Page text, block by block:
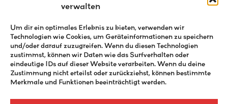
verwalten
Um dir ein optimales Erlebnis zu bieten, verwenden wir
Technologien wie Cookies, um Geräteinformationen zu speichern
und/oder darauf zuzugreifen. Wenn du diesen Technologien
zustimmst, können wir Daten wie das Surfverhalten oder
eindeutige IDs auf dieser Website verarbeiten. Wenn du deine
Zustimmung nicht erteilst oder zurückziehst, können bestimmte
Merkmale und Funktionen beeinträchtigt werden.
Buben-Jungschar
Für Wen? Jungs 1.- 8. Klassenstufe Wann und
Wo? Mittwochs, 17.30 UhrEv.
Ansehen